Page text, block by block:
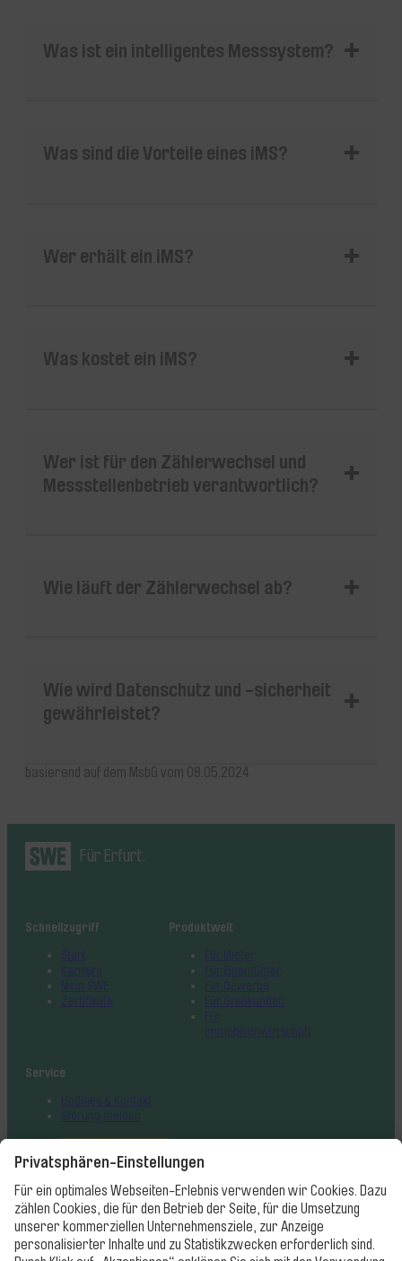
Was ist ein intelligentes Messsystem?
Was sind die Vorteile eines iMS?
Wer erhält ein iMS?
Was kostet ein iMS?
Wer ist für den Zählerwechsel und
Messstellenbetrieb verantwortlich?
Wie läuft der Zählerwechsel ab?
Wie wird Datenschutz und -sicherheit
gewährleistet?
basierend auf dem MsbG vom 08.05.2024
Für Erfurt.
Schnellzugriff
Produktwelt
Service
widerrufen
ImpressumDatenschutzBarrierefreiheit Cookie-Einstellungen